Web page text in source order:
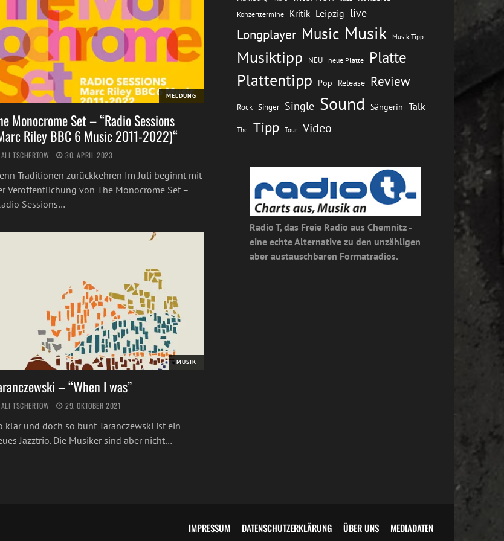
MELDUNG
Monocrome Set – “Radio Sessions
Riley BBC 6 Music 2011-2022)“
ALI TSCHERTOW 30. APRIL 2023
Traditionen zurückkehren Im Juli beginnt mit
Veröffentlichung von The Monocrome Set –
Sessions…
MUSIK
– “When I was”
ALI TSCHERTOW 29. OKTOBER 2021
klar und doch so bunt Taranczewski ist ein
Jazztrio. Die Musiker sind aber nicht…
Konzerttermine Kritik Leipzig live
Longplayer Music Musik Musik Tipp
Musiktipp NEU neue Platte Platte
Plattentipp Pop Release Review
Rock Singer Single Sound Sängerin Talk
The Tipp Tour Video
Radio T, das Freie Radio aus Chemnitz -
eine echte Alternative zu den unzähligen
aber austauschbaren Formatradios.
IMPRESSUM DATENSCHUTZERKLÄRUNG ÜBER UNS MEDIADATEN